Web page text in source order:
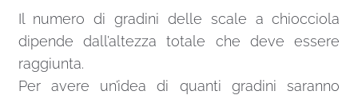
Il numero di gradini delle scale a chiocciola
dipende dall’altezza totale che deve essere
raggiunta.
Per avere un’idea di quanti gradini saranno